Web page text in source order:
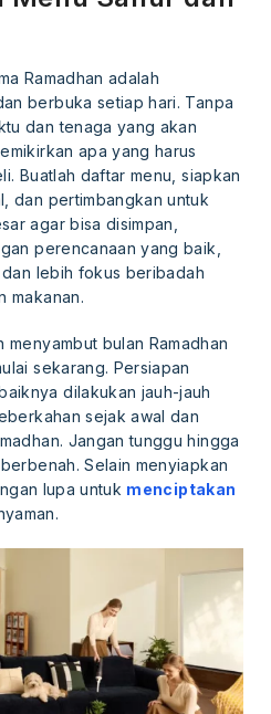
Ramadhan adalah
berbuka setiap hari. Tanpa
dan tenaga yang akan
apa yang harus
Buatlah daftar menu, siapkan
dan pertimbangkan untuk
agar bisa disimpan,
perencanaan yang baik,
lebih fokus beribadah
makanan.
bulan Ramadhan
sekarang. Persiapan
dilakukan jauh-jauh
sejak awal dan
Jangan tunggu hingga
Selain menyiapkan
lupa untuk menciptakan